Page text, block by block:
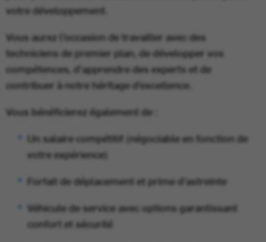
votre développement.
Vous aurez l’occasion de travailler avec des
techniciens de premier plan, de développer vos
compétences, d’apprendre des experts et de
contribuer à notre héritage d’excellence.
Vous bénéficierez également de :
Un salaire compétitif (négociable en fonction de
votre expérience)
Forfait de déplacement et prime d’astreinte
Véhicule de service avec options garantissant
confort et sécurité